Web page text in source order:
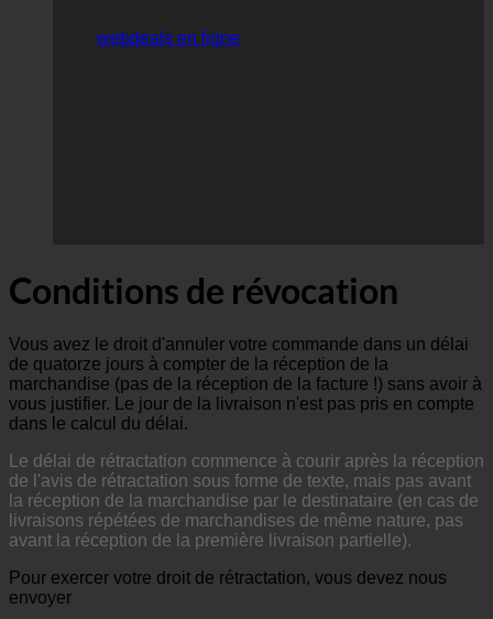
webdeals en ligne
Conditions de révocation
Vous avez le droit d'annuler votre commande dans un délai
de quatorze jours à compter de la réception de la
marchandise (pas de la réception de la facture !) sans avoir à
vous justifier. Le jour de la livraison n'est pas pris en compte
dans le calcul du délai.
Le délai de rétractation commence à courir après la réception
de l'avis de rétractation sous forme de texte, mais pas avant
la réception de la marchandise par le destinataire (en cas de
livraisons répétées de marchandises de même nature, pas
avant la réception de la première livraison partielle).
Pour exercer votre droit de rétractation, vous devez nous
envoyer